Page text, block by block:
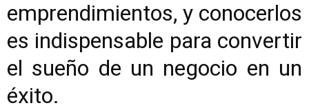
emprendimientos, y conocerlos
es indispensable para convertir
el sueño de un negocio en un
éxito.